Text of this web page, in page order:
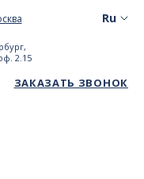
2.15
ЗАКАЗАТЬ ЗВОНОК